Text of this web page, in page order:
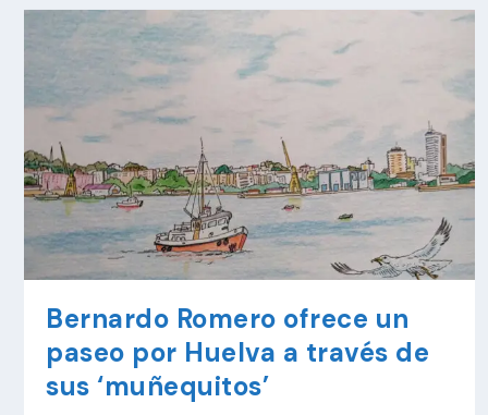
Bernardo Romero ofrece un
paseo por Huelva a través de
sus ‘muñequitos’